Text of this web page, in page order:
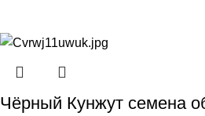
Чёрный Кунжут семена